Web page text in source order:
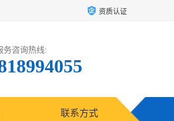
资质认证
务咨询热线:
联系方式